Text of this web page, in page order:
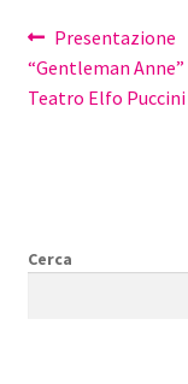
articoli
Articolo
precedente:
Presentazione
“Gentleman
Teatro Elfo
Cerca